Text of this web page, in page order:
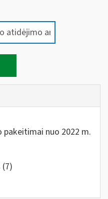
nuo 2022 m.
(7)